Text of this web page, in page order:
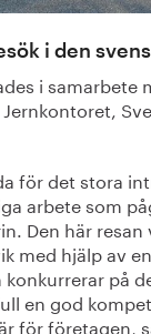
i den
i
för det stora
arbete som
Den här
med hjälp av
på
en god
för företagen,